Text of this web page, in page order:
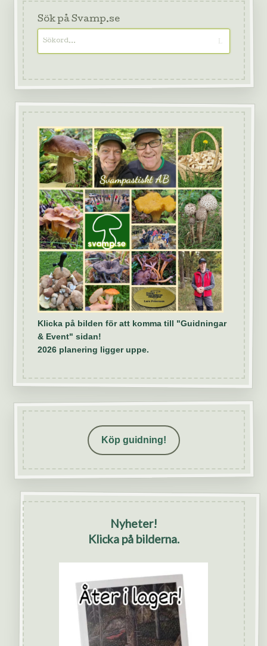
Sök på Svamp.se
Klicka på bilden för att komma till "Guidningar
& Event" sidan!
2026 planering ligger uppe.
Köp guidning!
Nyheter!
Klicka på bilderna.